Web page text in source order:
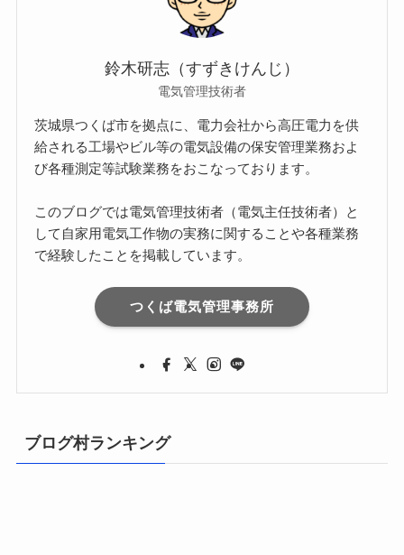
鈴木研志（すずきけんじ）
電気管理技術者
茨城県つくば市を拠点に、電力会社から高圧電力を供
給される工場やビル等の電気設備の保安管理業務およ
び各種測定等試験業務をおこなっております。
このブログでは電気管理技術者（電気主任技術者）と
して自家用電気工作物の実務に関することや各種業務
で経験したことを掲載しています。
つくば電気管理事務所
ブログ村ランキング